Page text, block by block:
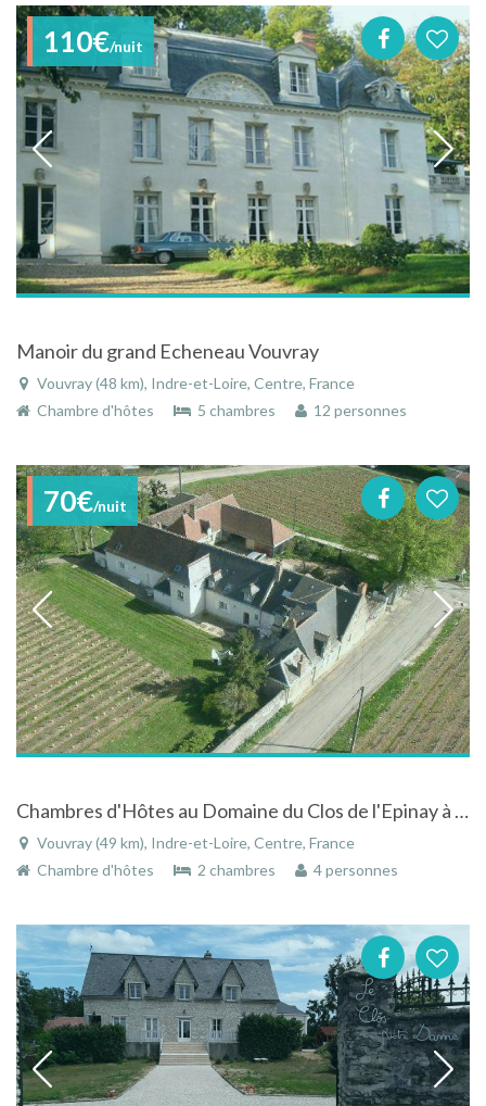
110€/nuit
Manoir du grand Echeneau Vouvray
Vouvray (48 km), Indre-et-Loire, Centre, France
Chambre d'hôtes
5 chambres 12 personnes
70€/nuit
Chambres d'Hôtes au Domaine du Clos de l'Epinay à Vouvray - un havre de paix au coeur des vignes
Vouvray (49 km), Indre-et-Loire, Centre, France
Chambre d'hôtes
2 chambres 4 personnes